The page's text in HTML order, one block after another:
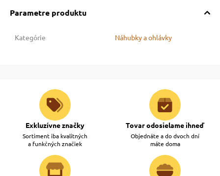
Parametre produktu
Kategórie Náhubky a ohlávky
Exkluzívne značky
Sortiment iba kvalitných
a funkčných značiek
Tovar odosielame ihneď
Objednáte a do dvoch dní
máte doma